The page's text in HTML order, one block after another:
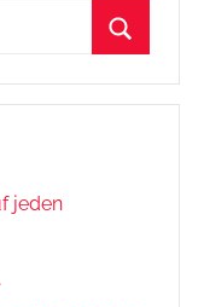
jeden